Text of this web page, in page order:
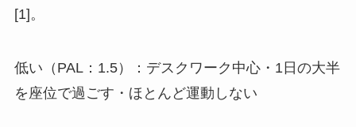
[1]。
低い（PAL：1.5）：デスクワーク中心・1日の大半
を座位で過ごす・ほとんど運動しない